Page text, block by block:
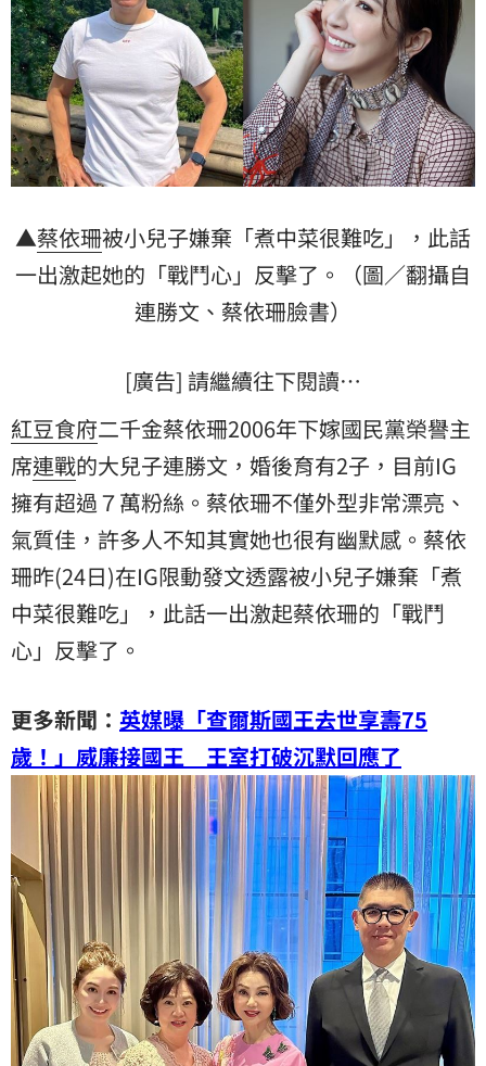
▲蔡依珊被小兒子嫌棄「煮中菜很難吃」，此話
一出激起她的「戰鬥心」反擊了。（圖／翻攝自
連勝文 、蔡依珊臉書）
[廣告] 請繼續往下閱讀…
紅豆食府二千金蔡依珊2006年下嫁國民黨榮譽主
席連戰的大兒子連勝文，婚後育有2子，目前IG
擁有超過７萬粉絲。蔡依珊不僅外型非常漂亮、
氣質佳，許多人不知其實她也很有幽默感。蔡依
珊昨(24日)在IG限動發文透露被小兒子嫌棄「煮
中菜很難吃」，此話一出激起蔡依珊的「戰鬥
心」反擊了。
更多新聞： 英媒曝「查爾斯國王去世享壽75
歲！」威廉接國王 王室打破沉默回應了